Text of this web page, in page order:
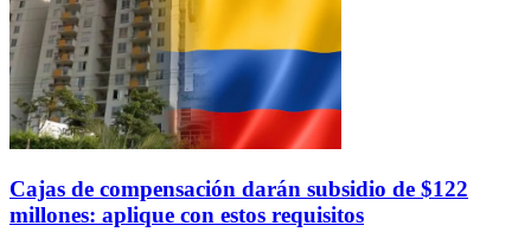
Cajas de compensación darán subsidio de $122
millones: aplique con estos requisitos